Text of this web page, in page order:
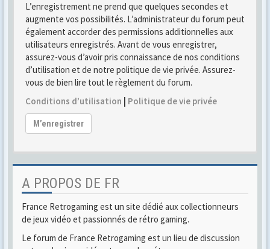
L’enregistrement ne prend que quelques secondes et
augmente vos possibilités. L’administrateur du forum peut
également accorder des permissions additionnelles aux
utilisateurs enregistrés. Avant de vous enregistrer,
assurez-vous d’avoir pris connaissance de nos conditions
d’utilisation et de notre politique de vie privée. Assurez-
vous de bien lire tout le règlement du forum.
Conditions d’utilisation | Politique de vie privée
M’enregistrer
A PROPOS DE FR
France Retrogaming est un site dédié aux collectionneurs
de jeux vidéo et passionnés de rétro gaming.
Le forum de France Retrogaming est un lieu de discussion